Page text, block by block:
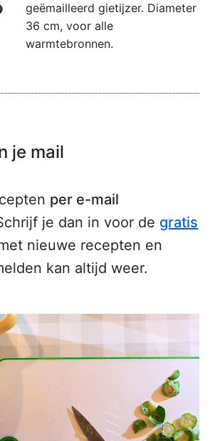
geëmailleerd gietijzer. Diameter
36 cm, voor alle
warmtebronnen.
je mail
per e-mail
je dan in voor de gratis
nieuwe recepten en
kan altijd weer.